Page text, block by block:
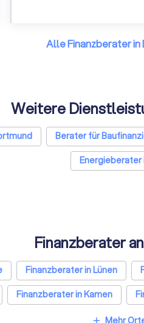
Alle Finanzberater in
Weitere
Berater für
Energieberater
Finanzberater
Finanzberater in Lünen
Finanzberater in Kamen
Finanzberater in Frankfurt am Main
add Mehr